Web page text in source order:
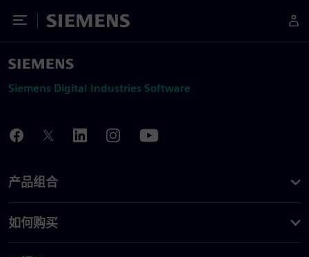
Toggle Menu
Siemens
Siemens Digital Industries Software
产品组合
如何购买